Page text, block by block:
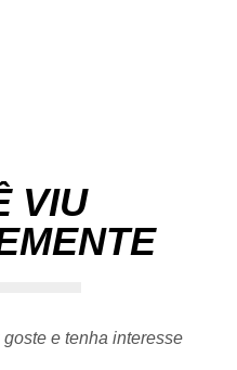
VIU
e tenha interesse